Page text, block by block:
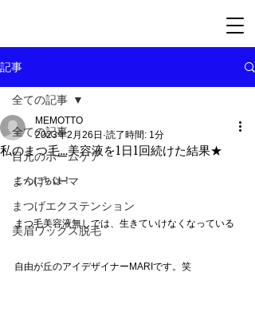
記事
全ての記事
目元のホームケア
まつげパーマ
まつげエクステンション
美眉ワックス脱毛
全ての記事
私のまつ毛…美容液を1日1回続けた結果★
MEMOTTO
2023年2月26日 読了時間: 1分
こんにちは！
まつ毛美容液無しでは、生きていけなくなっている
自由が丘のアイデザイナーMARIです。笑